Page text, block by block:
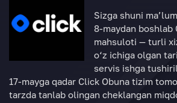
Sizga shuni
8-maydan boshlab
mahsuloti — turli
o‘z ichiga olgan
servis ishga
17-mayga qadar Click Obuna tizim
tarzda tanlab olingan cheklangan